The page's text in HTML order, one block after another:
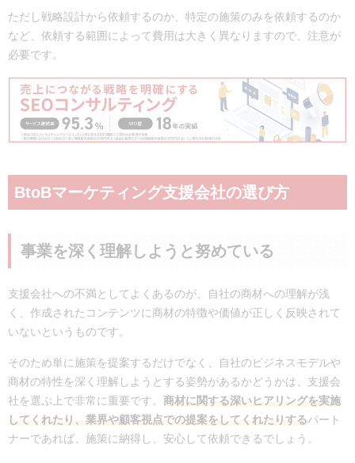
ただし戦略設計から依頼するのか、特定の施策のみを依頼するのか
など、依頼する範囲によって費用は大きく異なりますので、注意が
必要です。
BtoBマーケティング支援会社の選び方
事業を深く理解しようと努めている
支援会社への不満としてよくあるのが、自社の商材への理解が浅
く、作成されたコンテンツに商材の特徴や価値が正しく反映されて
いないというものです。
そのため単に施策を提案するだけでなく、自社のビジネスモデルや
商材の特性を深く理解しようとする姿勢があるかどうかは、支援会
社を選ぶ上で非常に重要です。 商材に関する深いヒアリングを実施
してくれたり、業界や顧客視点での提案をしてくれたりするパート
ナーであれば、施策に納得し、安心して依頼できるでしょう。